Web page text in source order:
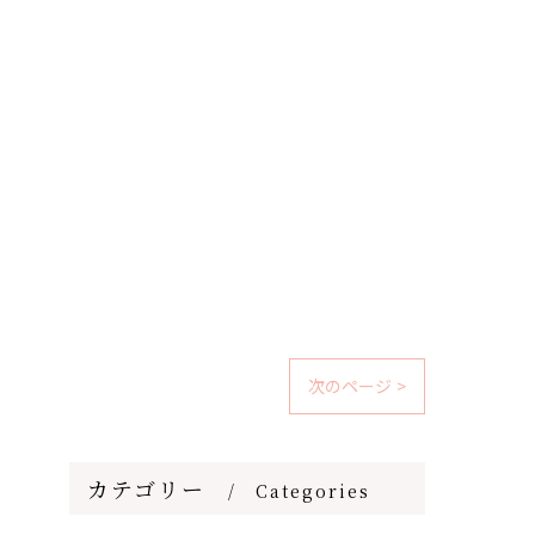
次のページ >
カテゴリー Categories